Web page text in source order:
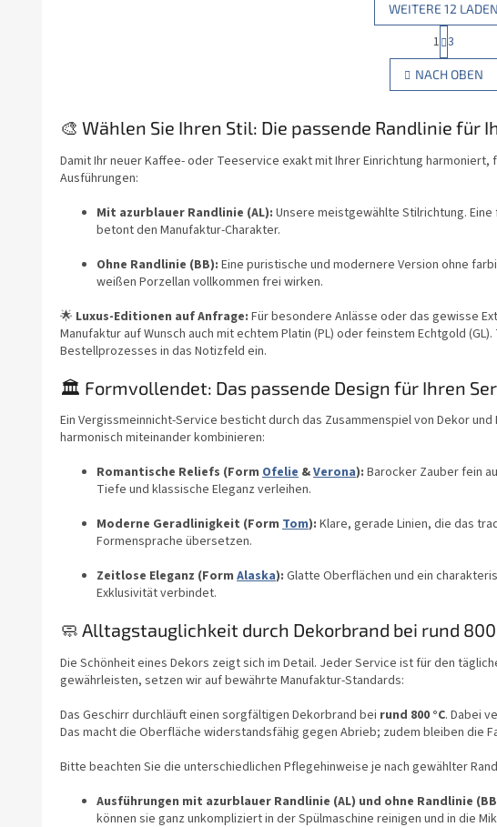
S
t
e
r
l
e
e
r
L
t
e
WEITERE 12 LADEN
a
g
i
n
e
r
u
1 3
NACH OBEN
🎨 Wählen Sie Ihren Stil: Die passende Randlinie für
Damit Ihr neuer Kaffee- oder Teeservice exakt mit Ihrer Einrichtung
Ausführungen:
Mit azurblauer Randlinie (AL): Unsere meistgewählte Stilrichtung.
betont den Manufaktur-Charakter.
Ohne Randlinie (BB): Eine puristische und modernere Version ohne
weißen Porzellan vollkommen frei wirken.
🌟 Luxus-Editionen auf Anfrage: Für besondere Anlässe oder das gewisse
Manufaktur auf Wunsch auch mit echtem Platin (PL) oder feinstem Echtgold
Bestellprozesses in das Notizfeld ein.
🏛️ Formvollendet: Das passende Design für Ihren
Ein Vergissmeinnicht-Service besticht durch das Zusammenspiel von Dekor
harmonisch miteinander kombinieren:
Romantische Reliefs (Form Ofelie &Verona): Barocker Zauber fein
Tiefe und klassische Eleganz verleihen.
Moderne Geradlinigkeit (Form Tom): Klare, gerade Linien, die das
Formensprache übersetzen.
Zeitlose Eleganz (Form Alaska): Glatte Oberflächen und ein
Exklusivität verbindet.
🧼 Alltagstauglichkeit durch Dekorbrand bei rund 800
Die Schönheit eines Dekors zeigt sich im Detail. Jeder Service ist für den
gewährleisten, setzen wir auf bewährte Manufaktur-Standards:
Das Geschirr durchläuft einen sorgfältigen Dekorbrand bei rund 800 °C. Dabei
Das macht die Oberfläche widerstandsfähig gegen Abrieb; zudem bleiben die
Bitte beachten Sie die unterschiedlichen Pflegehinweise je nach gewählter
Ausführungen mit azurblauer Randlinie (AL) und ohne Randlinie
können sie ganz unkompliziert in der Spülmaschine reinigen und in die